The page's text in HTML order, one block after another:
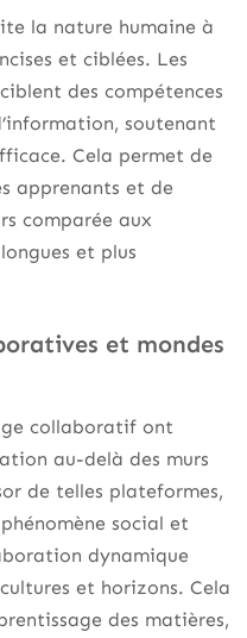
la nature humaine à
et ciblées. Les
des compétences
soutenant
Cela permet de
apprenants et de
comparée aux
et plus
et mondes
collaboratif ont
au-delà des murs
de telles plateformes,
social et
dynamique
et horizons. Cela
des matières,